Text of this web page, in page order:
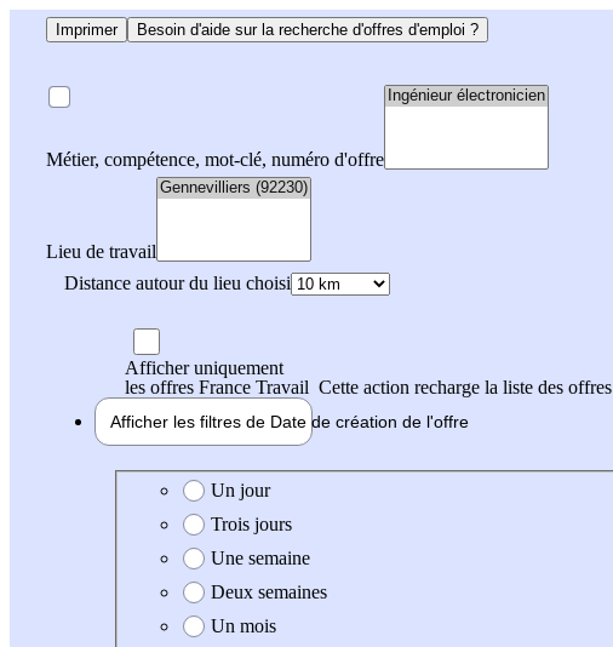
Imprimer Besoin d'aide sur la recherche d'offres d'emploi ?
Métier, compétence, mot-clé, numéro d'offre
Lieu de travail
Distance autour du lieu choisi
Afficher uniquement
les offres France Travail Cette action recharge la liste des offres
Afficher les filtres de Date de création de l'offre
Date de création de l'offre
Un jour
Trois jours
Une semaine
Deux semaines
Un mois